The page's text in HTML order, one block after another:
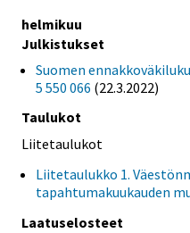
helmikuu
Julkistukset
Suomen
5 550 066 (22.3.2022)
Taulukot
Liitetaulukot
Liitetaulukko 1.
tapahtumakuukauden
Laatuselosteet